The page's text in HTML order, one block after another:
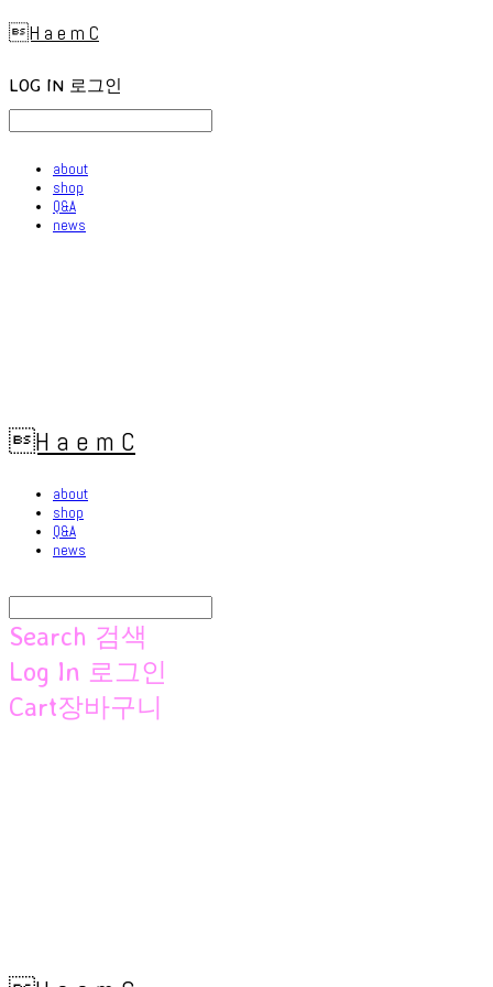
H a e m C
LOG IN 로그인
about
shop
Q&A
news
H a e m C
about
shop
Q&A
news
Search 검색
Log In 로그인
Cart장바구니